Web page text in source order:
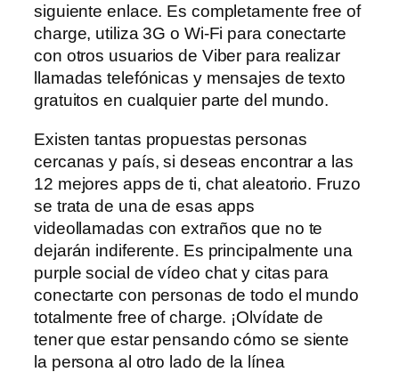
siguiente enlace. Es completamente free of
charge, utiliza 3G o Wi-Fi para conectarte
con otros usuarios de Viber para realizar
llamadas telefónicas y mensajes de texto
gratuitos en cualquier parte del mundo.
Existen tantas propuestas personas
cercanas y país, si deseas encontrar a las
12 mejores apps de ti, chat aleatorio. Fruzo
se trata de una de esas apps
videollamadas con extraños que no te
dejarán indiferente. Es principalmente una
purple social de vídeo chat y citas para
conectarte con personas de todo el mundo
totalmente free of charge. ¡Olvídate de
tener que estar pensando cómo se siente
la persona al otro lado de la línea